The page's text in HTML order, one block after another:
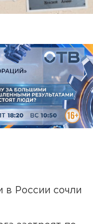
в России сочли